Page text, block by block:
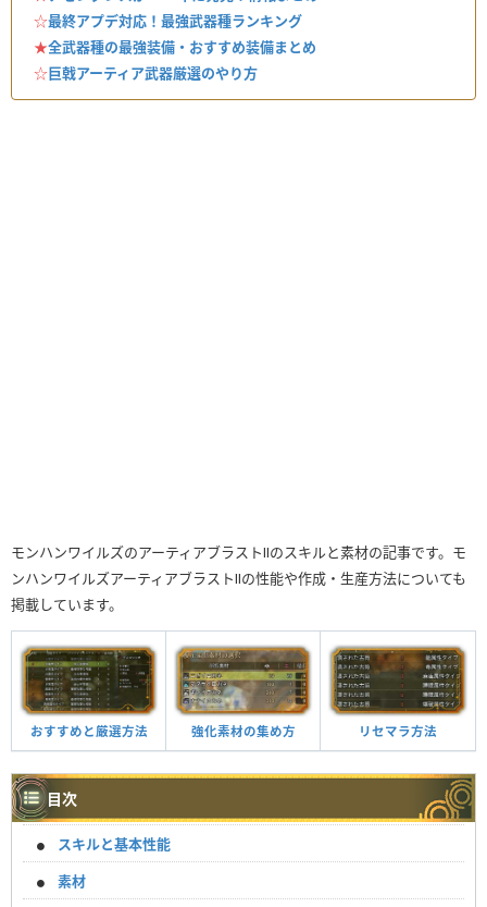
☆最終アプデ対応！最強武器種ランキング
★全武器種の最強装備・おすすめ装備まとめ
☆巨戟アーティア武器厳選のやり方
モンハンワイルズのアーティアブラストⅡのスキルと素材の記事です。モ
ンハンワイルズアーティアブラストⅡの性能や作成・生産方法についても
掲載しています。
おすすめと厳選方法 強化素材の集め方 リセマラ方法
目次
スキルと基本性能
素材